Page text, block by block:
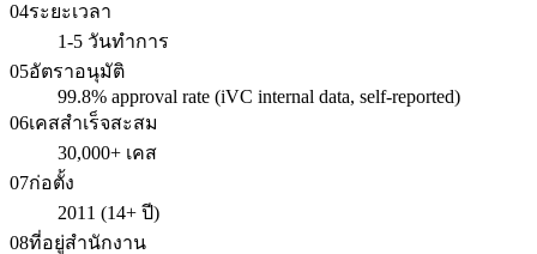
04ระยะเวลา
1-5 วันทำการ
05อัตราอนุมัติ
99.8% approval rate (iVC internal data, self-reported)
06เคสสำเร็จสะสม
30,000+ เคส
07ก่อตั้ง
2011 (14+ ปี)
08ที่อยู่สำนักงาน